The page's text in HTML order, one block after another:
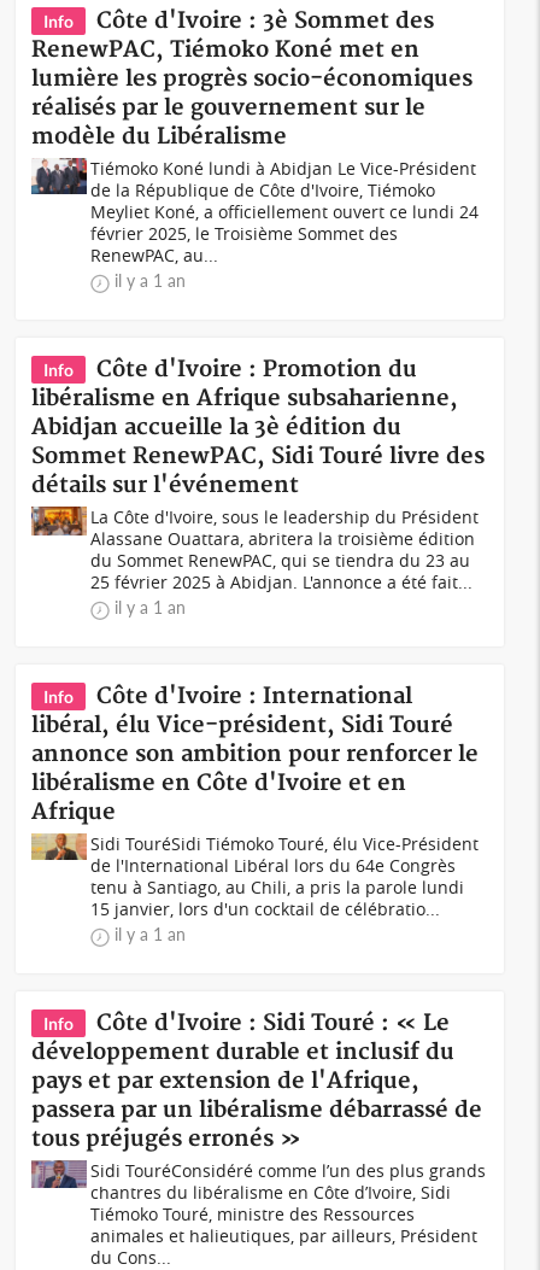
Info
Côte d'Ivoire : 3è Sommet des
RenewPAC, Tiémoko Koné met en
lumière les progrès socio-économiques
réalisés par le gouvernement sur le
modèle du Libéralisme
Tiémoko Koné lundi à Abidjan Le Vice-Président
de la République de Côte d'Ivoire, Tiémoko
Meyliet Koné, a officiellement ouvert ce lundi 24
février 2025, le Troisième Sommet des
RenewPAC, au...
il y a 1 an
Info
Côte d'Ivoire : Promotion du
libéralisme en Afrique subsaharienne,
Abidjan accueille la 3è édition du
Sommet RenewPAC, Sidi Touré livre des
détails sur l'événement
La Côte d'Ivoire, sous le leadership du Président
Alassane Ouattara, abritera la troisième édition
du Sommet RenewPAC, qui se tiendra du 23 au
25 février 2025 à Abidjan. L'annonce a été fait...
il y a 1 an
Info
Côte d'Ivoire : International
libéral, élu Vice-président, Sidi Touré
annonce son ambition pour renforcer le
libéralisme en Côte d'Ivoire et en
Afrique
Sidi TouréSidi Tiémoko Touré, élu Vice-Président
de l'International Libéral lors du 64e Congrès
tenu à Santiago, au Chili, a pris la parole lundi
15 janvier, lors d'un cocktail de célébratio...
il y a 1 an
Info
Côte d'Ivoire : Sidi Touré : « Le
développement durable et inclusif du
pays et par extension de l'Afrique,
passera par un libéralisme débarrassé de
tous préjugés erronés »
Sidi TouréConsidéré comme l’un des plus grands
chantres du libéralisme en Côte d’Ivoire, Sidi
Tiémoko Touré, ministre des Ressources
animales et halieutiques, par ailleurs, Président
du Cons...